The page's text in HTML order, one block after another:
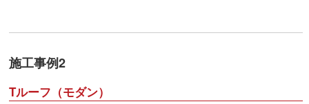
施工事例2
Tルーフ（モダン）